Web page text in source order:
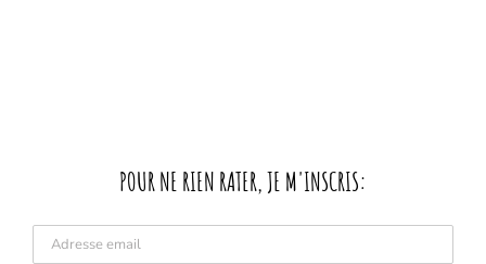
POUR NE RIEN RATER, JE M'INSCRIS: